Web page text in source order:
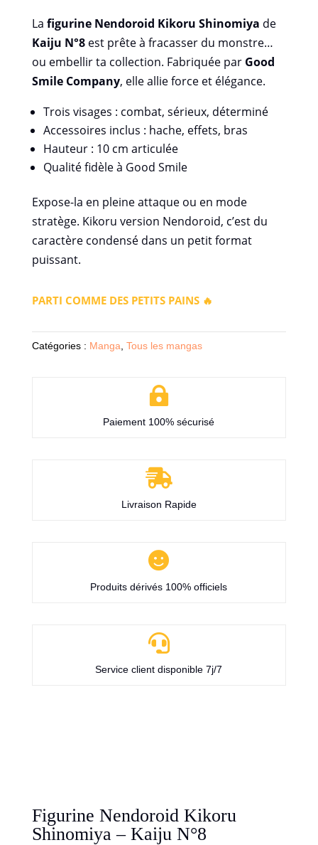
La figurine Nendoroid Kikoru Shinomiya de
Kaiju N°8est prête à fracasser du monstre…
ou embellir ta collection. Fabriquée par Good
Smile Company, elle allie force et élégance.
Trois visages : combat, sérieux, déterminé
Accessoires inclus : hache, effets, bras
Hauteur : 10 cm articulée
Qualité fidèle à Good Smile
Expose-la en pleine attaque ou en mode
stratège. Kikoru version Nendoroid, c’est du
caractère condensé dans un petit format
puissant.
PARTI COMME DES PETITS PAINS 🔥
Catégories : Manga Tous les mangas

Paiement 100% sécurisé

Livraison Rapide

Produits dérivés 100% officiels

Service client disponible 7j/7
Figurine Nendoroid Kikoru
Shinomiya – Kaiju N°8